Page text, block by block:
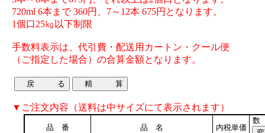
720ml 6本まで 360円、7～12本 675円となります。
1個口25㎏以下制限
手数料表示は、代引費・配送用カートン・クール便
（ご指定した場合）の合算金額となります。
▼ご注文内容（送料は中サイズにて表示されます）
品 番 品 名 内税単価
数